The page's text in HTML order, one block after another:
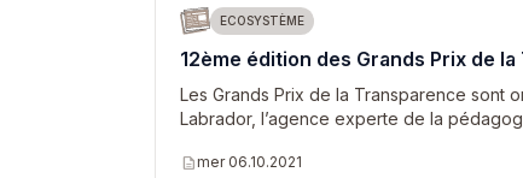
ECOSYSTÈME
12ème édition des Grands Prix de
Les Grands Prix de la Transparence sont
Labrador, l’agence experte de la
descriptionmer 06.10.2021